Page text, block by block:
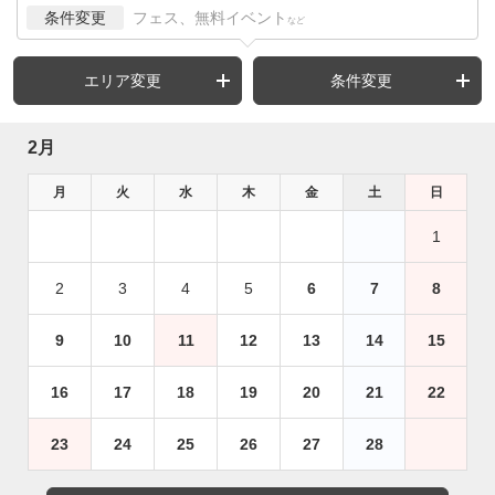
条件変更 フェス、無料イベント など
エリア変更 条件変更
2月
月 火 水 木 金 土 日
1
2 3 4 5 6 7 8
9 10 11 12 13 14 15
16 17 18 19 20 21 22
23 24 25 26 27 28